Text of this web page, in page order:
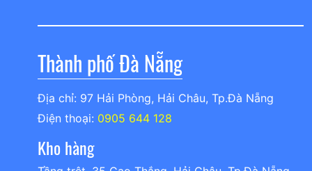
Thành phố Đà Nẵng
Địa chỉ: 97 Hải Phòng, Hải Châu, Tp.Đà Nẵng
Điện thoại: 0905 644 128
Kho hàng